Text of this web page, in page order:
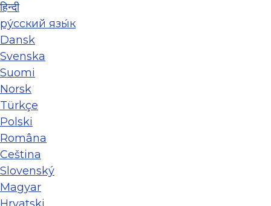
हिन्दी
ру́сский язы́к
Dansk
Svenska
Suomi
Norsk
Türkçe
Polski
Româna
Ceština
Slovenský
Magyar